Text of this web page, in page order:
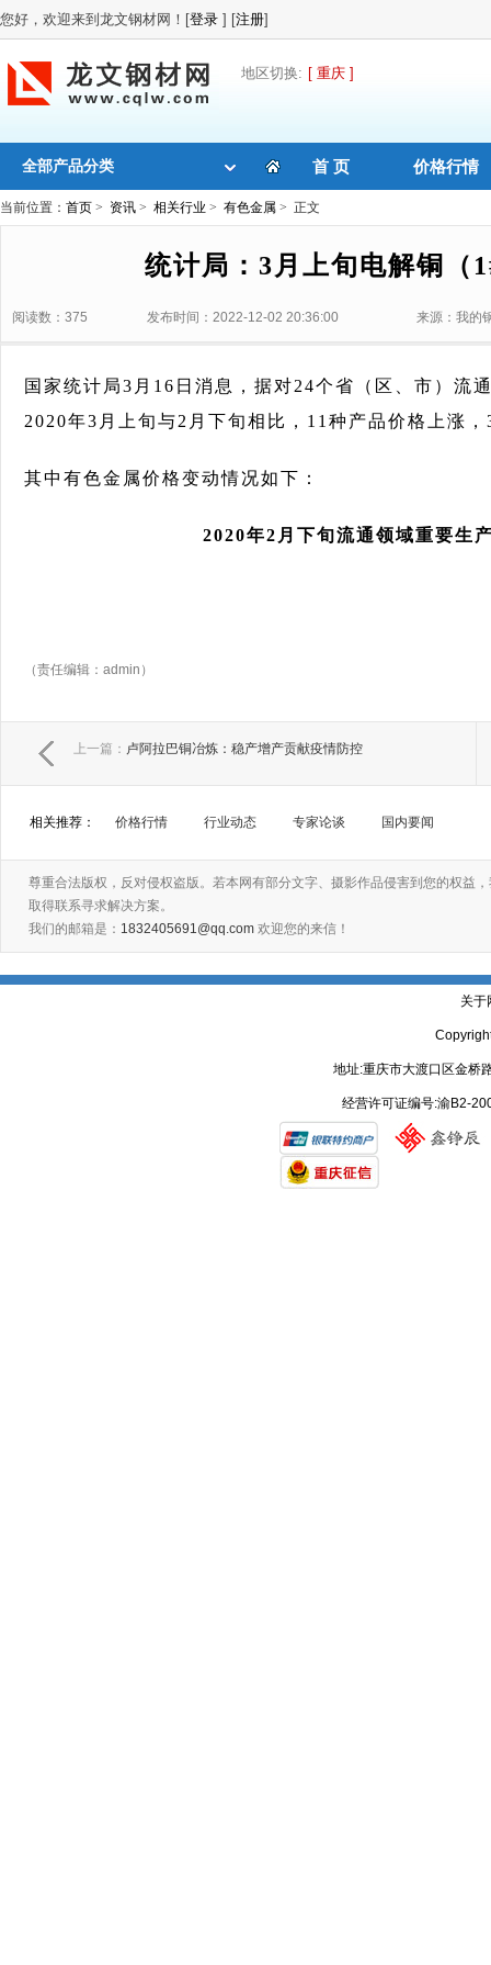
您好，欢迎来到龙文钢材网！[登录 ] [注册]
地区切换: [ 重庆 ]
全部产品分类 首 页 价格行情
当前位置： 首页 > 资讯 > 相关行业 > 有色金属 > 正文
统计局：3月上旬电解铜（
阅读数：375 发布时间：2022-12-02 20:36:00 来源：我的
国家统计局3月16日消息，据对24个省（区、市）流
2020年3月上旬与2月下旬相比，11种产品价格上涨
其中有色金属价格变动情况如下：
2020年2 月下旬流通领域重要生
（责任编辑：admin）
上一篇： 卢阿拉巴铜冶炼：稳产增产贡献疫情防控
相关推荐： 价格行情 行业动态 专家论谈 国内要闻
尊重合法版权，反对侵权盗版。若本网有部分文字、摄影作品侵害到您的权益
取得联系寻求解决方案。
我们的邮箱是： 1832405691@qq.com 欢迎您的来信！
关于
地址:重庆市大渡口区金
经营许可证编号:渝B2-